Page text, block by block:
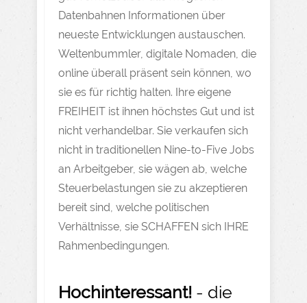
Datenbahnen Informationen über
neueste Entwicklungen austauschen.
Weltenbummler, digitale Nomaden, die
online überall präsent sein können, wo
sie es für richtig halten. Ihre eigene
FREIHEIT ist ihnen höchstes Gut und ist
nicht verhandelbar. Sie verkaufen sich
nicht in traditionellen Nine-to-Five Jobs
an Arbeitgeber, sie wägen ab, welche
Steuerbelastungen sie zu akzeptieren
bereit sind, welche politischen
Verhältnisse, sie SCHAFFEN sich IHRE
Rahmenbedingungen.
Hochinteressant! - die